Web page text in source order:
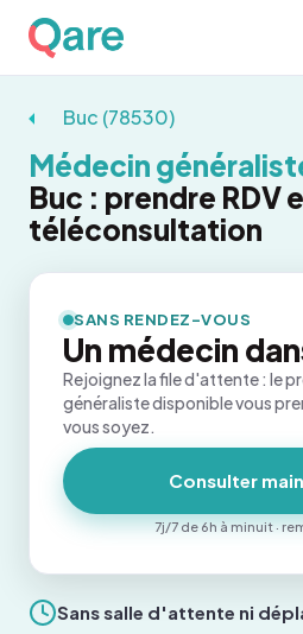
Buc (78530)
Médecin
Buc : prendre RDV
téléconsultation
Sans salle d'attente ni
SANS RENDEZ-VOUS
Un médecin
Rejoignez la file d'attente : le
généraliste disponible vous
vous soyez.
Consulter
7j/7 de 6h à minuit ·